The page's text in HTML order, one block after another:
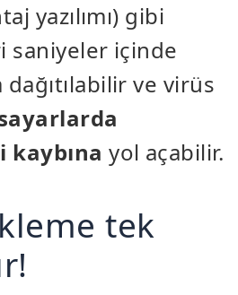
yazılımı) gibi
saniyeler içinde
dağıtılabilir ve virüs
yol açabilir.
tek